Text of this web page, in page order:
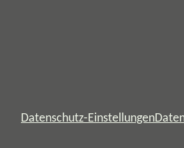
Datenschutz-Einstellungen